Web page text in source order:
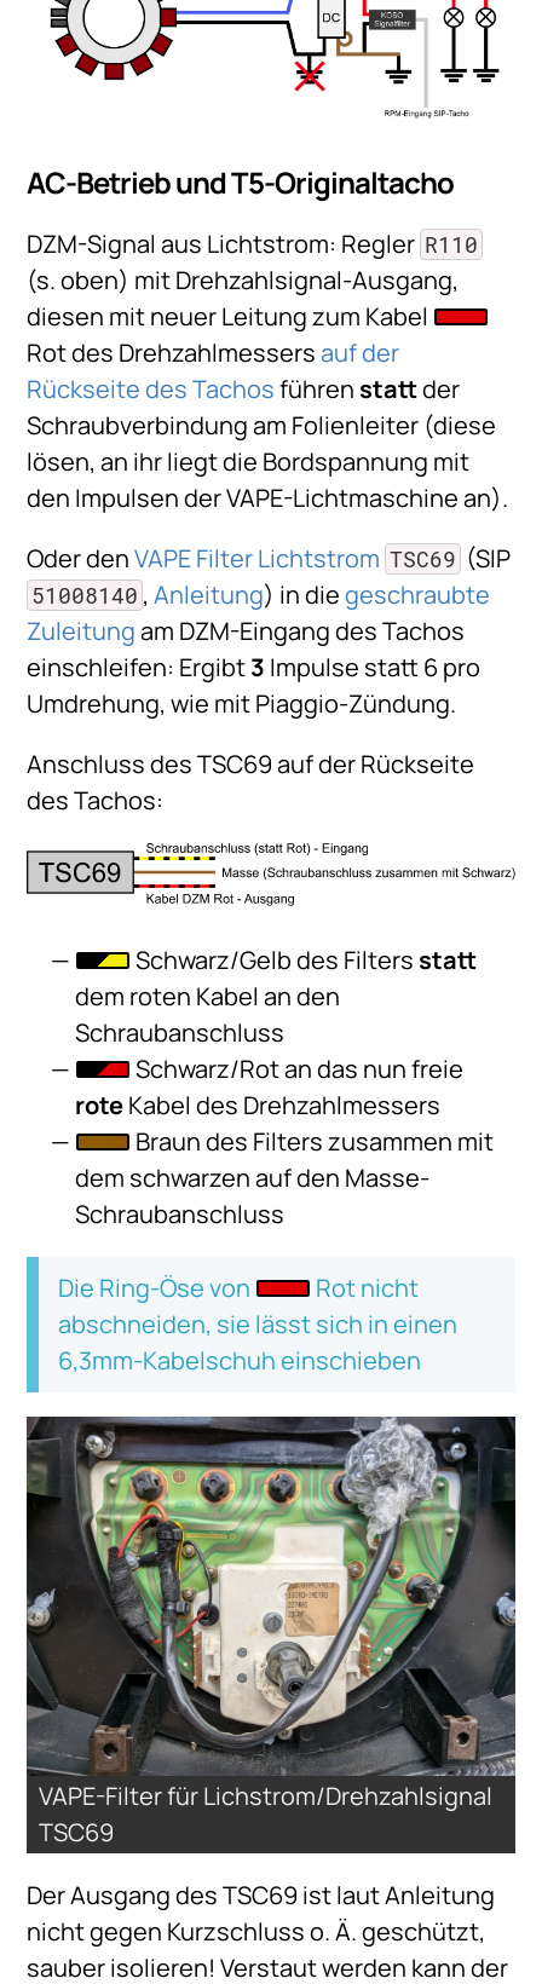
AC-Betrieb und T5-Originaltacho
DZM-Signal aus Lichtstrom: Regler R110
(s. oben) mit Drehzahlsignal-Ausgang,
diesen mit neuer Leitung zum Kabel
Rot des Drehzahlmessersauf der
Rückseite des Tachosführen stattder
Schraubverbindung am Folienleiter (diese
lösen, an ihr liegt die Bordspannung mit
den Impulsen der VAPE-Lichtmaschine an).
Oder denVAPE Filter Lichtstrom TSC69 (SIP
51008140 ,Anleitung) in diegeschraubte
Zuleitungam DZM-Eingang des Tachos
einschleifen: Ergibt3 Impulse statt 6 pro
Umdrehung, wie mit Piaggio-Zündung.
Anschluss des TSC69 auf der Rückseite
des Tachos:
Schwarz/Gelb des Filters statt
dem roten Kabel an den
Schraubanschluss
Schwarz/Rot an das nun freie
roteKabel des Drehzahlmessers
Braun des Filters zusammen mit
dem schwarzen auf den Masse-
Schraubanschluss
Die Ring-Öse von
Rot nicht
abschneiden, sie lässt sich in einen
6,3mm-Kabelschuh einschieben
VAPE-Filter für Lichstrom/Drehzahlsignal
TSC69
Der Ausgang des TSC69 ist laut Anleitung
nicht gegen Kurzschluss o. Ä. geschützt,
sauber isolieren! Verstaut werden kann der